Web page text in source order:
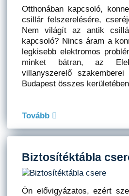
Otthonában kapcsoló,
csillár felszerelésére,
Nem világít az antik
kapcsoló? Nincs áram a
legkisebb elektromos
minket bátran, az
villanyszerelő
Budapest összes
Tovább
Biztosítéktábla
Ön elővigyázatos, ezért